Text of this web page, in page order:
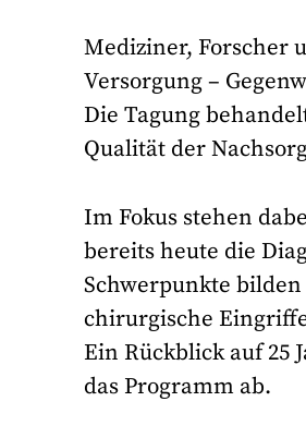
Mediziner, Forscher
Versorgung –
Die Tagung
Qualität der
Im Fokus stehen
bereits heute die
Schwerpunkte
chirurgische
Ein Rückblick auf 25
das Programm ab.